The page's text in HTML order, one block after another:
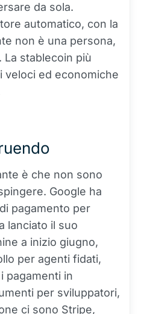
da sola.
automatico, con la
non è una persona,
stablecoin più
veloci ed economiche
è che non sono
Google ha
pagamento per
lanciato il suo
a inizio giugno,
per agenti fidati,
pagamenti in
per sviluppatori,
ci sono Stripe,